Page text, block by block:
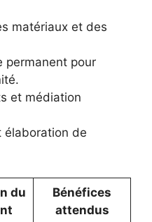
matériaux et des
permanent pour
et médiation
élaboration de
du
Bénéfices
attendus